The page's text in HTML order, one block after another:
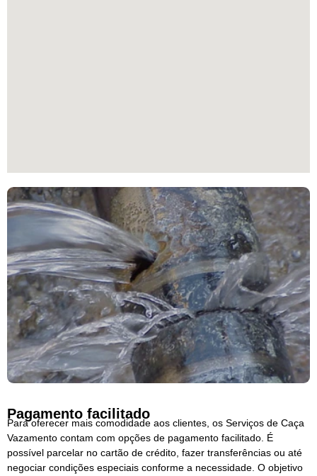
Pagamento facilitado
Para oferecer mais comodidade aos clientes, os Serviços de Caça
Vazamento contam com opções de pagamento facilitado. É
possível parcelar no cartão de crédito, fazer transferências ou até
negociar condições especiais conforme a necessidade. O objetivo